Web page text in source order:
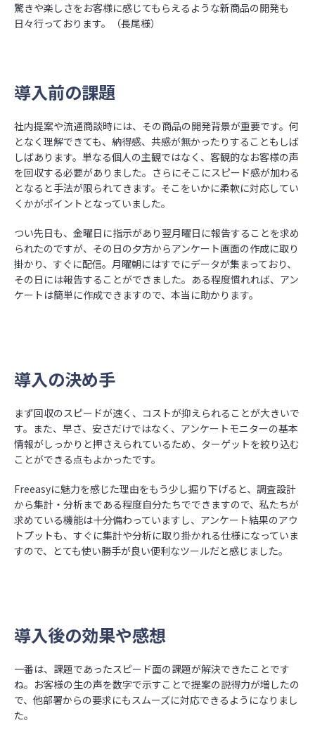
驚きや楽しさをお客様に感じてもらえるような新商品の開発も
日々行っております。（長尾様）
導入前の課題
社内提案や流通商談時には、その商品の開発背景が重要です。何
となく理解できても、納得感、共感が無かったりすることもしば
しばあります。単なる個人の主観ではなく、客観的なお客様の声
を回収する必要がありました。さらにそこにスピード感が加わる
となると手法が限られてきます。そこをいかに柔軟に対応してい
くかがポイントとなっていました。
つい先日も、金曜日に指示があり翌月曜日に報告することを求め
られたのですが、その日の夕方からアンケート画面の作成に取り
掛かり、すぐに配信。月曜朝にはすでにデータが集まっており、
その日には報告することができました。ある程度慣れれば、アン
ケートは簡単に作成できますので、本当に助かります。
導入の決め手
まず回収のスピードが速く、コストが抑えられることが大きいで
す。また、早さ、安さだけではなく、アンケートモニターの基本
情報がしっかりと押さえられているため、ターゲットを絞り込む
ことができる点もよかったです。
Freeasyに魅力を感じた理由をもう少し掘り下げると、調査設計
から集計・分析まである程度自分たちでできますので、私たちが
求めている機能は十分備わっていますし、アンケート結果のアウ
トプットも、すぐに集計や分析に取り掛かれる仕様になっていま
すので、とても使い勝手が良い便利なツールだと感じました。
導入後の効果や感想
一番は、課題であったスピード面の課題が解決できたことです
ね。お客様の生の声を数字で示すことで提案の説得力が増したの
で、他部署からの要求にもスムーズに対応できるようになりまし
た。